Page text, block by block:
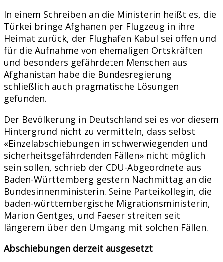
In einem Schreiben an die Ministerin heißt es, die
Türkei bringe Afghanen per Flugzeug in ihre
Heimat zurück, der Flughafen Kabul sei offen und
für die Aufnahme von ehemaligen Ortskräften
und besonders gefährdeten Menschen aus
Afghanistan habe die Bundesregierung
schließlich auch pragmatische Lösungen
gefunden.
Der Bevölkerung in Deutschland sei es vor diesem
Hintergrund nicht zu vermitteln, dass selbst
«Einzelabschiebungen in schwerwiegenden und
sicherheitsgefährdenden Fällen» nicht möglich
sein sollen, schrieb der CDU-Abgeordnete aus
Baden-Württemberg gestern Nachmittag an die
Bundesinnenministerin. Seine Parteikollegin, die
baden-württembergische Migrationsministerin,
Marion Gentges, und Faeser streiten seit
längerem über den Umgang mit solchen Fällen.
Abschiebungen derzeit ausgesetzt